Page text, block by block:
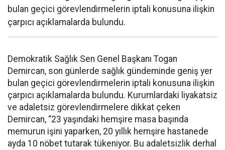
bulan geçici görevlendirmelerin iptali konusuna ilişkin
çarpıcı açıklamalarda bulundu.
Demokratik Sağlık Sen Genel Başkanı Togan
Demircan, son günlerde sağlık gündeminde geniş yer
bulan geçici görevlendirmelerin iptali konusuna ilişkin
çarpıcı açıklamalarda bulundu. Kurumlardaki liyakatsiz
ve adaletsiz görevlendirmelere dikkat çeken
Demircan, “23 yaşındaki hemşire masa başında
memurun işini yaparken, 20 yıllık hemşire hastanede
ayda 10 nöbet tutarak tükeniyor. Bu adaletsizlik derhal